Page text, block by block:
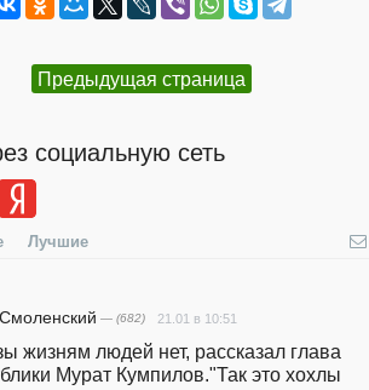
Предыдущая страница
социальную сеть
Лучшие
— (682) 21.01 в 10:51
жизням людей нет, рассказал глава
Мурат Кумпилов."Так это хохлы